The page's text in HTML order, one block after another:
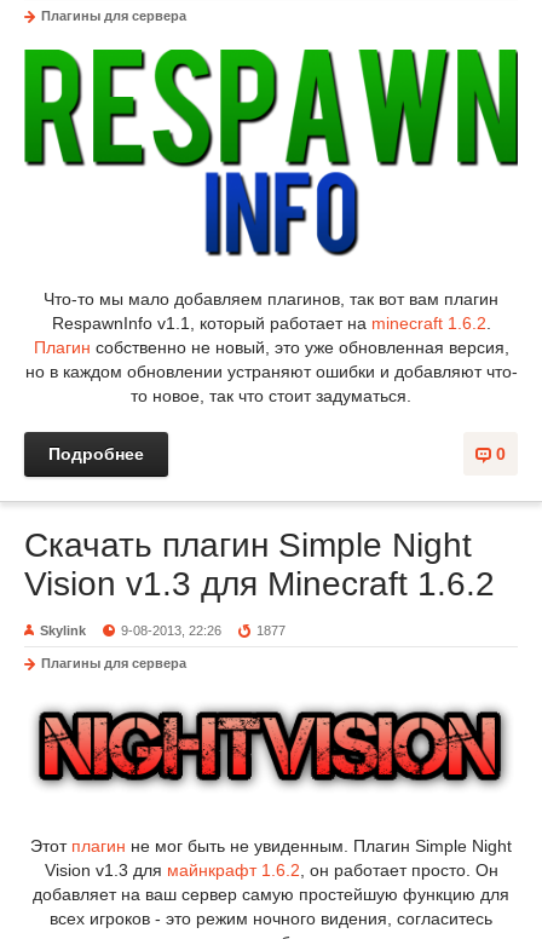
Плагины для сервера
Что-то мы мало добавляем плагинов, так вот вам плагин
RespawnInfo v1.1, который работает на minecraft 1.6.2.
Плагин собственно не новый, это уже обновленная версия,
но в каждом обновлении устраняют ошибки и добавляют что-
то новое, так что стоит задуматься.
0
Подробнее
Скачать плагин Simple Night
Vision v1.3 для Minecraft 1.6.2
Skylink 9-08-2013, 22:26 1877
Плагины для сервера
Этот плагин не мог быть не увиденным. Плагин Simple Night
Vision v1.3 для майнкрафт 1.6.2 , он работает просто. Он
добавляет на ваш сервер самую простейшую функцию для
всех игроков - это режим ночного видения, согласитесь